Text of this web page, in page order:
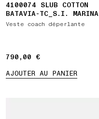
4100074 SLUB COTTON
BATAVIA-TC_S.I. MARINA
Veste coach déperlante
790,00 €
790,00 €
AJOUTER AU PANIER